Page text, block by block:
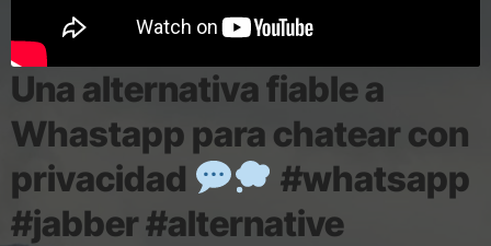
Una alternativa fiable a
Whastapp para chatear con
privacidad
#whatsapp
#jabber #alternative